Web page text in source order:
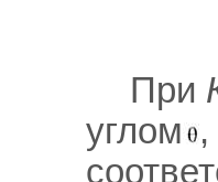
При
углом